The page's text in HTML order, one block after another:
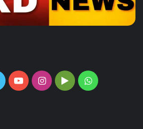
YouTubeInstagram
GoogleWhatsApp